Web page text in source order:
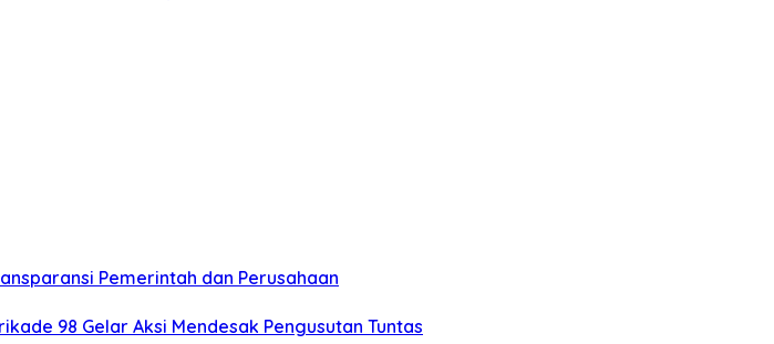
Pemerintah dan Perusahaan
98 Gelar Aksi Mendesak Pengusutan Tuntas